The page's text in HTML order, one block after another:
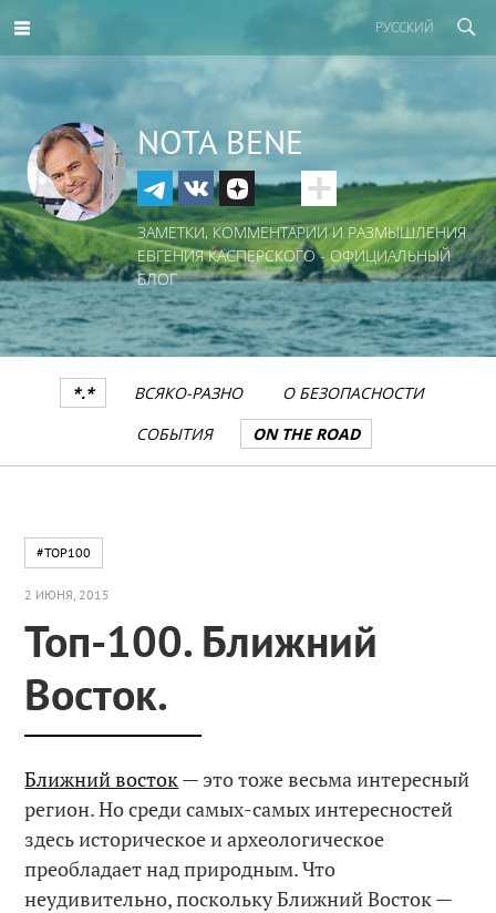
РУССКИЙ
NOTA BENE
ЗАМЕТКИ, КОММЕНТАРИИ И РАЗМЫШЛЕНИЯ
ЕВГЕНИЯ КАСПЕРСКОГО - ОФИЦИАЛЬНЫЙ
БЛОГ
*.* ВСЯКО-РАЗНО
О БЕЗОПАСНОСТИ
СОБЫТИЯ
ON THE ROAD
#TOP100
2 ИЮНЯ, 2015
Топ-100. Ближний
Восток.
Ближний восток— это тоже весьма интересный
регион. Но среди самых-самых интересностей
здесь историческое и археологическое
преобладает над природным. Что
неудивительно, поскольку Ближний Восток —